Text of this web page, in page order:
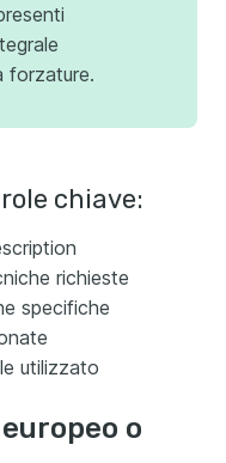
forzature.
chiave:
richieste
specifiche
utilizzato
o